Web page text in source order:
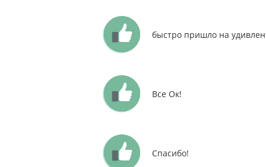
быстро пришло на
Все Ок!
Спасибо!